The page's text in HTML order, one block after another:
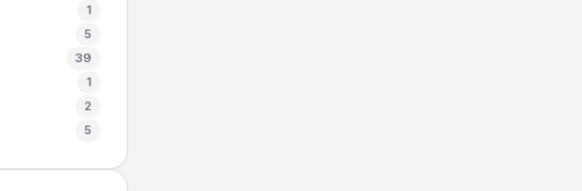
1
5
39
1
2
5